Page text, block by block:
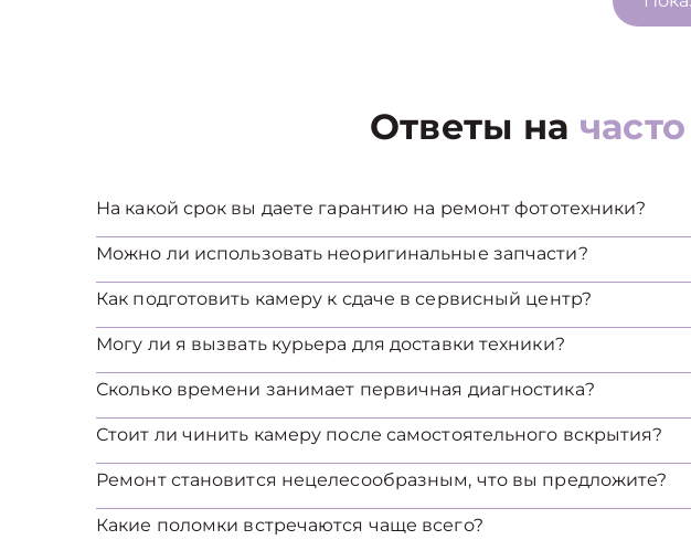
Ответы на
На какой срок вы даете гарантию на ремонт фототехники?
Можно ли использовать неоригинальные запчасти?
Как подготовить камеру к сдаче в сервисный центр?
Могу ли я вызвать курьера для доставки техники?
Сколько времени занимает первичная диагностика?
Стоит ли чинить камеру после самостоятельного вскрытия?
Ремонт становится нецелесообразным, что вы предложите?
Какие поломки встречаются чаще всего?